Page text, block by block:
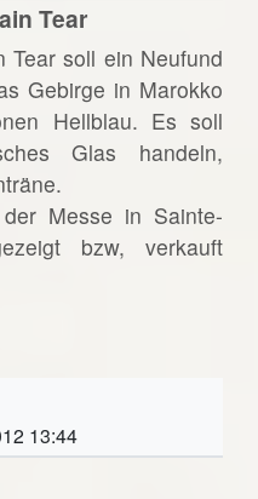
Tear
Tear soll ein Neufund
Gebirge in Marokko
Hellblau. Es soll
Glas handeln,
Messe in Sainte-
bzw, verkauft
13:44